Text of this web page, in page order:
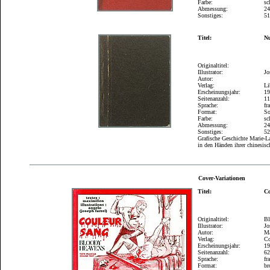
Farbe:
Abmessung:
Sonstiges:
Titel:
Originaltitel:
Illustrator:
Autor:
Verlag:
Erscheinungsjahr:
Seitenanzahl:
Sprache:
Format:
Farbe:
Abmessung:
Sonstiges:
Grafische Geschichte Marie-
in den Händen ihrer
Cover-Variationen
Titel:
Originaltitel:
Illustrator:
Autor:
Verlag:
Erscheinungsjahr:
Seitenanzahl:
Sprache:
Format:
62